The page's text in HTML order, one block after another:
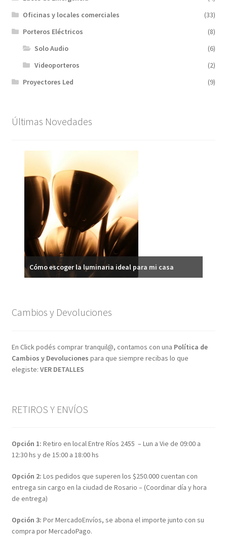
Oficinas y locales comerciales
(33)
Porteros Eléctricos
(8)
Solo Audio
(6)
Videoporteros
(2)
Proyectores Led
(9)
Últimas Novedades
Cómo escoger la luminaria ideal para mi casa
Cambios y Devoluciones
En Click podés comprar tranquil@, contamos con una Política de
Cambios y Devoluciones para que siempre recibas lo que
elegiste: VER DETALLES
RETIROS Y ENVÍOS
Opción 1: Retiro en local Entre Ríos 2455 – Lun a Vie de 09:00 a
12:30 hs y de 15:00 a 18:00 hs
Opción 2: Los pedidos que superen los $250.000 cuentan con
entrega sin cargo en la ciudad de Rosario – (Coordinar día y hora
de entrega)
Opción 3: Por MercadoEnvíos, se abona el importe junto con su
compra por MercadoPago.